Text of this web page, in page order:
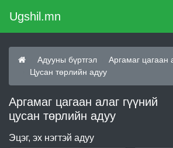
Ugshil.mn
Адууны бүртгэл
Аргамаг цагаан
Цусан төрлийн адуу
Аргамаг цагаан алаг гүүний
цусан төрлийн адуу
Эцэг, эх нэгтэй адуу